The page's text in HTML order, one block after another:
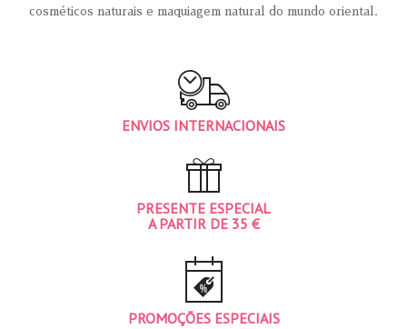
cosméticos naturais e maquiagem natural do mundo oriental.
ENVIOS INTERNACIONAIS
PRESENTE ESPECIAL
A PARTIR DE 35 €
PROMOÇÕES ESPECIAIS